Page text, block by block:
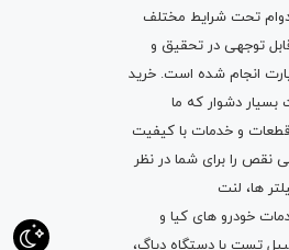
دوام تحت شرایط مختلف
توجهی در تحقیق و
انجام شده است. خرید
دشوار که ما
قطعات و خدمات با کیفیت
نقص را برای شما در نظر
ها، لنت
خودرو های کیا و
تست با دستگاه دیاگ،